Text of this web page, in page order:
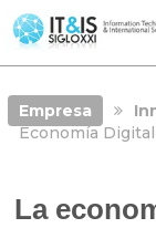
Empresa
Economía Digital
La